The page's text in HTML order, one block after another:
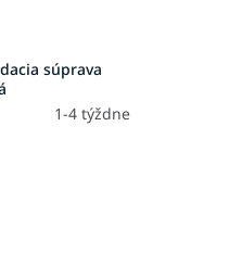
súprava
1-4 týždne